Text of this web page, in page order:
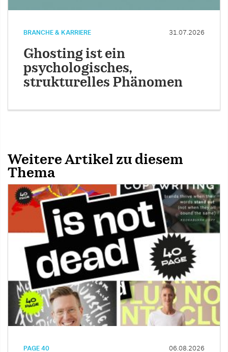
BRANCHE & KARRIERE 31.07.2026
Ghosting ist ein
psychologisches,
strukturelles Phänomen
Weitere Artikel zu diesem
Thema
PAGE 40 06.08.2026